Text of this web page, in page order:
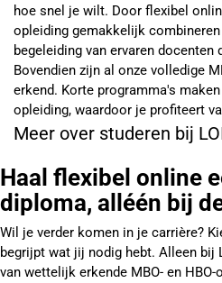
hoe snel je wilt. Door flexibel
opleiding gemakkelijk
begeleiding van ervaren
Bovendien zijn al onze volledige
erkend. Korte programma's
opleiding, waardoor je profiteert
Meer over studeren bij
Haal flexibel online
diploma, alléén bij
Wil je verder komen in je carrière?
begrijpt wat jij nodig hebt. Alleen bij
van wettelijk erkende MBO- en